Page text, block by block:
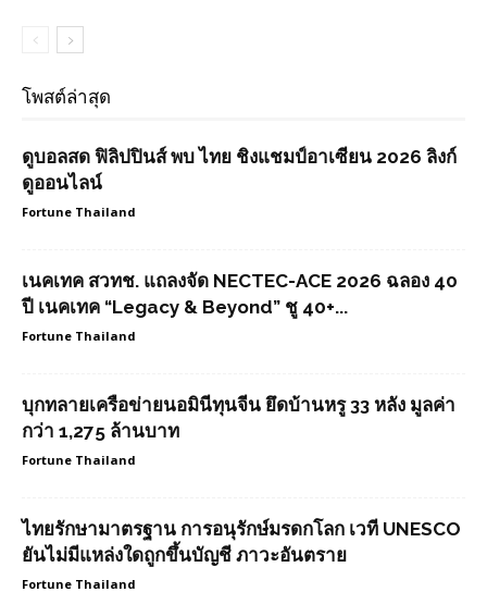
โพสต์ล่าสุด
ดูบอลสด ฟิลิปปินส์ พบ ไทย ชิงแชมป์อาเซียน 2026 ลิงก์
ดูออนไลน์
Fortune Thailand
เนคเทค สวทช. แถลงจัด NECTEC-ACE 2026 ฉลอง 40
ปี เนคเทค “Legacy & Beyond” ชู 40+...
Fortune Thailand
บุกทลายเครือข่ายนอมินีทุนจีน ยึดบ้านหรู 33 หลัง มูลค่า
กว่า 1,275 ล้านบาท
Fortune Thailand
ไทยรักษามาตรฐาน การอนุรักษ์มรดกโลก เวที UNESCO
ยันไม่มีแหล่งใดถูกขึ้นบัญชี ภาวะอันตราย
Fortune Thailand